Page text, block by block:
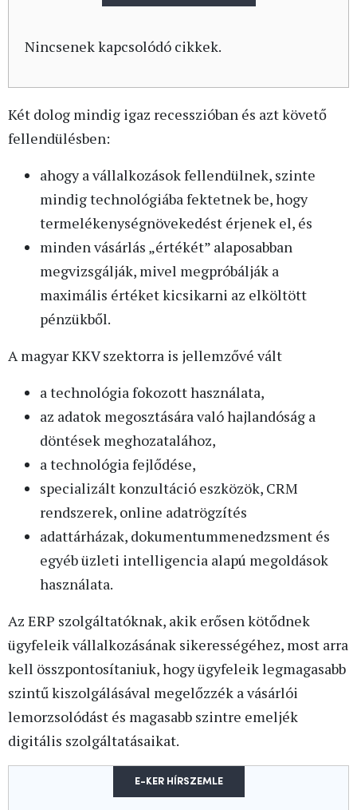
Nincsenek kapcsolódó cikkek.
Két dolog mindig igaz recesszióban és azt követő
fellendülésben:
ahogy a vállalkozások fellendülnek, szinte
mindig technológiába fektetnek be, hogy
termelékenységnövekedést érjenek el, és
minden vásárlás „értékét” alaposabban
megvizsgálják, mivel megpróbálják a
maximális értéket kicsikarni az elköltött
pénzükből.
A magyar KKV szektorra is jellemzővé vált
a technológia fokozott használata,
az adatok megosztására való hajlandóság a
döntések meghozatalához,
a technológia fejlődése,
specializált konzultáció eszközök, CRM
rendszerek, online adatrögzítés
adattárházak, dokumentummenedzsment és
egyéb üzleti intelligencia alapú megoldások
használata.
Az ERP szolgáltatóknak, akik erősen kötődnek
ügyfeleik vállalkozásának sikerességéhez, most arra
kell összpontosítaniuk, hogy ügyfeleik legmagasabb
szintű kiszolgálásával megelőzzék a vásárlói
lemorzsolódást és magasabb szintre emeljék
digitális szolgáltatásaikat.
E-KER HÍRSZEMLE